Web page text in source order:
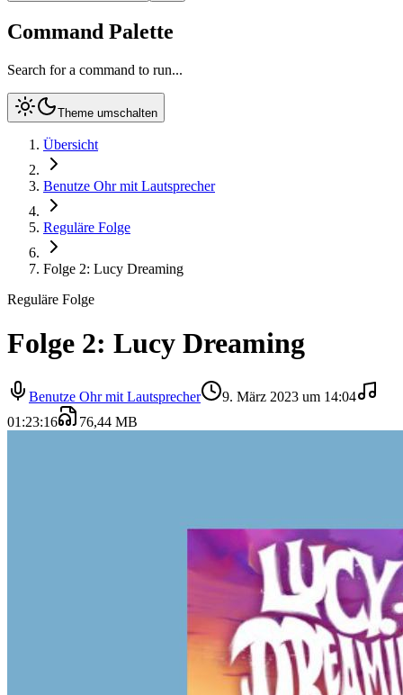
Command Palette
Search for a command to run...
Theme umschalten
Übersicht
Benutze Ohr mit Lautsprecher
Reguläre Folge
Folge 2: Lucy Dreaming
Reguläre Folge
Folge 2: Lucy Dreaming
Benutze Ohr mit Lautsprecher
9. März 2023 um 14:04
01:23:16
76,44 MB